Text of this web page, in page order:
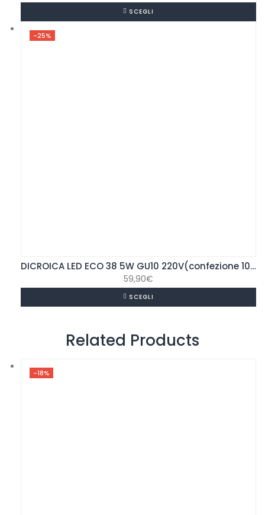
SCEGLI
-25%
DICROICA LED ECO 38 5W GU10 220V(confezione 10pz)
59,90€
SCEGLI
Related Products
-18%